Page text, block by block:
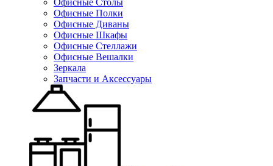
Офисные Полки
Офисные Диваны
Офисные Шкафы
Офисные Стеллажи
Офисные Вешалки
Зеркала
Запчасти и Аксессуары